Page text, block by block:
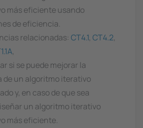
más eficiente usando
de eficiencia.
relacionadas: CT4.1, CT4.2,
,
si se puede mejorar la
de un algoritmo iterativo
y, en caso de que sea
un algoritmo iterativo
más eficiente.